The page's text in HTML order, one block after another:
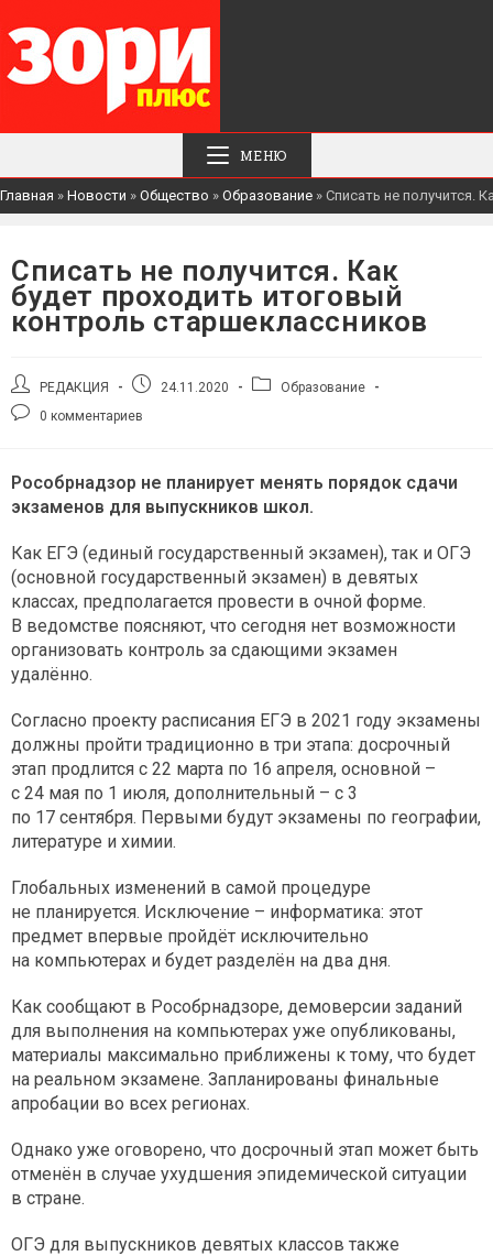
МЕНЮ
Главная » Новости » Общество » Образование » Списать не получится.
Списать не получится. Как
будет проходить итоговый
контроль старшеклассников
Автор
записи:
РЕДАКЦИЯ
Запись24.11.2020
РубрикаОбразование
Комментарии
0 комментариев
Рособрнадзор не планирует менять порядок сдачи
экзаменов для выпускников школ.
Как ЕГЭ (единый государственный экзамен), так и ОГЭ
(основной государственный экзамен) в девятых
классах, предполагается провести в очной форме.
В ведомстве поясняют, что сегодня нет возможности
организовать контроль за сдающими экзамен
удалённо.
Согласно проекту расписания ЕГЭ в 2021 году экзамены
должны пройти традиционно в три этапа: досрочный
этап продлится с 22 марта по 16 апреля, основной –
с 24 мая по 1 июля, дополнительный – с 3
по 17 сентября. Первыми будут экзамены по географии,
литературе и химии.
Глобальных изменений в самой процедуре
не планируется. Исключение – информатика: этот
предмет впервые пройдёт исключительно
на компьютерах и будет разделён на два дня.
Как сообщают в Рособрнадзоре, демоверсии заданий
для выполнения на компьютерах уже опубликованы,
материалы максимально приближены к тому, что будет
на реальном экзамене. Запланированы финальные
апробации во всех регионах.
Однако уже оговорено, что досрочный этап может быть
отменён в случае ухудшения эпидемической ситуации
в стране.
ОГЭ для выпускников девятых классов также